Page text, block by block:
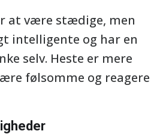
at være stædige, men
intelligente og har en
selv. Heste er mere
følsomme og reagere